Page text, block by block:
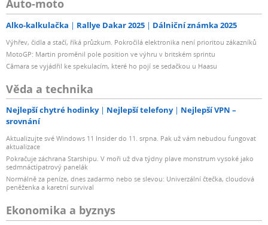
Auto-moto
Alko-kalkulačka Rallye Dakar 2025 Dálniční známka 2025
Výhřev, čidla a stačí, říká průzkum. Pokročilá elektronika není prioritou zákazníků
MotoGP: Martin proměnil pole position ve výhru v britském sprintu
Câmara se vyjádřil ke spekulacím, které ho pojí se sedačkou u Haasu
Věda a technika
Nejlepší chytré hodinky Nejlepší telefony
Nejlepší VPN –
srovnání
Aktualizujte své Windows 11 Insider do 11. srpna. Pak už vám nebudou fungovat
aktualizace
Pokračuje záchrana Starshipu. V moři už dva týdny plave monstrum vysoké jako
sedmnáctipatrový panelák
Normálně za peníze, dnes zadarmo nebo se slevou: Univerzální čtečka, cloudová
peněženka a karetní survival
Ekonomika a byznys